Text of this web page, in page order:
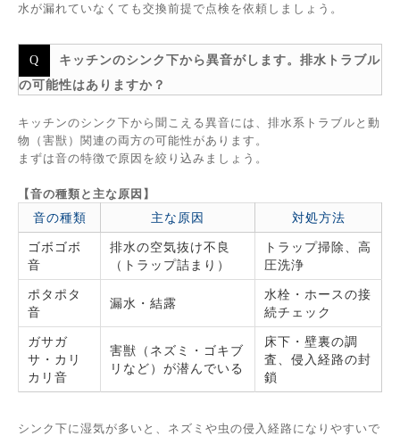
水が漏れていなくても交換前提で点検を依頼しましょう。
キッチンのシンク下から異音がします。排水トラブル
の可能性はありますか？
キッチンのシンク下から聞こえる異音には、排水系トラブルと動
物（害獣）関連の両方の可能性があります。
まずは音の特徴で原因を絞り込みましょう。
【音の種類と主な原因】
音の種類 主な原因
対処方法
ゴボゴボ
音
排水の空気抜け不良
（トラップ詰まり）
トラップ掃除、高
圧洗浄
ポタポタ
音
漏水・結露
水栓・ホースの接
続チェック
ガサガ
サ・カリ
カリ音
害獣（ネズミ・ゴキブ
リなど）が潜んでいる
床下・壁裏の調
査、侵入経路の封
鎖
シンク下に湿気が多いと、ネズミや虫の侵入経路になりやすいで